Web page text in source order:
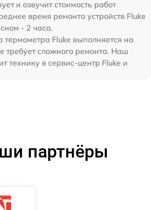
и озвучит стоимость работ
время ремонта устройств Fluke
- 2 часа.
Fluke выполняется на
требует сложного ремонта. Наш
технику в сервис-центр Fluke и
партнёры